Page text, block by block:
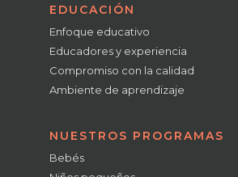
EDUCACIÓN
Enfoque educativo
Educadores y experiencia
Compromiso con la calidad
Ambiente de aprendizaje
NUESTROS PROGRAMAS
Bebés